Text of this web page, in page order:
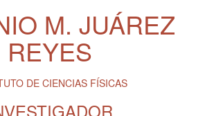
M. JUÁREZ
REYES
DE CIENCIAS FÍSICAS